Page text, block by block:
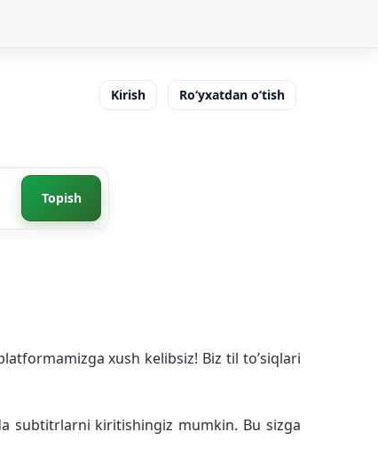
Kirish Ro‘yxatdan o‘tish
Topish
xush kelibsiz! Biz til to’siqlari
subtitrlarni kiritishingiz mumkin. Bu sizga